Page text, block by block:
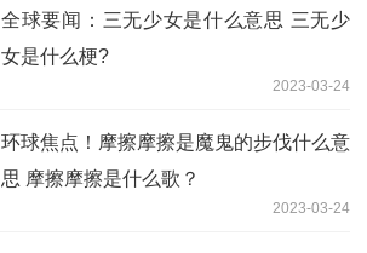
全球要闻：三无少女是什么意思 三无少
女是什么梗?
2023-03-24
环球焦点！摩擦摩擦是魔鬼的步伐什么意
思 摩擦摩擦是什么歌？
2023-03-24